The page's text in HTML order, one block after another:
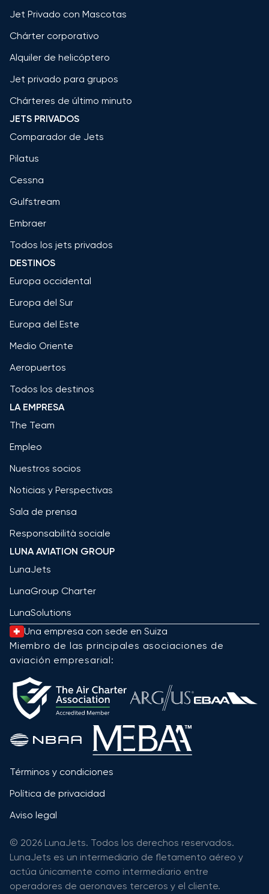
Jet Privado con Mascotas
Chárter corporativo
Alquiler de helicóptero
Jet privado para grupos
Chárteres de último minuto
JETS PRIVADOS
Comparador de Jets
Pilatus
Cessna
Gulfstream
Embraer
Todos los jets privados
DESTINOS
Europa occidental
Europa del Sur
Europa del Este
Medio Oriente
Aeropuertos
Todos los destinos
LA EMPRESA
The Team
Empleo
Nuestros socios
Noticias y Perspectivas
Sala de prensa
Responsabilità sociale
LUNA AVIATION GROUP
LunaJets
LunaGroup Charter
LunaSolutions
Una empresa con sede en Suiza
Miembro de las principales asociaciones de
aviación empresarial:
Términos y condiciones
Política de privacidad
Aviso legal
© 2026 LunaJets. Todos los derechos reservados.
LunaJets es un intermediario de fletamento aéreo y
actúa únicamente como intermediario entre
operadores de aeronaves terceros y el cliente.